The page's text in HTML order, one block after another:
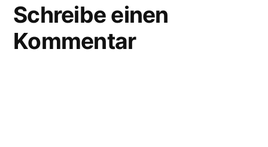
Schreibe einen
Kommentar